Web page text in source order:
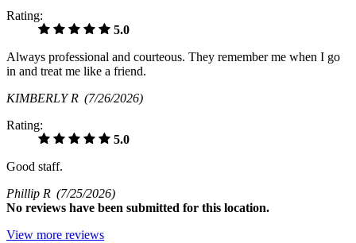
Rating:
5.0
Always professional and courteous. They remember me when I go
in and treat me like a friend.
KIMBERLY R (7/26/2026)
Rating:
5.0
Good staff.
Phillip R (7/25/2026)
No reviews have been submitted for this location.
View more reviews